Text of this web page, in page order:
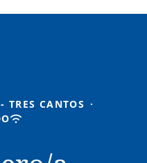
TRES CANTOS ·